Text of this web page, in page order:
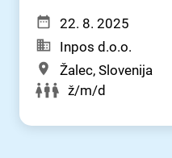
22. 8. 2025
Inpos d.o.o.
Žalec, Slovenija
ž/m/d